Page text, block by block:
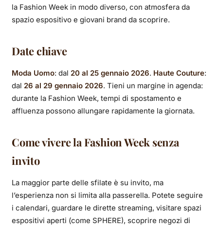
la Fashion Week in modo diverso, con atmosfera da
spazio espositivo e giovani brand da scoprire.
Date chiave
Moda Uomo: dal 20 al 25 gennaio 2026. Haute Couture:
dal 26 al 29 gennaio 2026. Tieni un margine in agenda:
durante la Fashion Week, tempi di spostamento e
affluenza possono allungare rapidamente la giornata.
Come vivere la Fashion Week senza
invito
La maggior parte delle sfilate è su invito, ma
l’esperienza non si limita alla passerella. Potete seguire
i calendari, guardare le dirette streaming, visitare spazi
espositivi aperti (come SPHERE), scoprire negozi di